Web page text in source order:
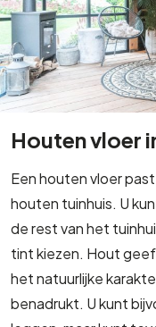
Houten vloer
Een houten vloer
houten tuinhuis. U
de rest van het
tint kiezen. Hout
het natuurlijke
benadrukt. U kunt